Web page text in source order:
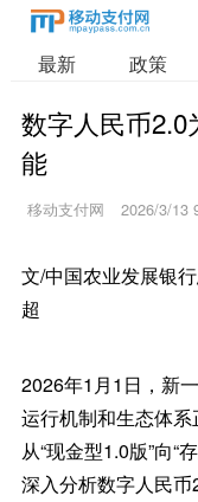
最新 政策
数字人民币2.0
能
移动支付网 2026/3/13
文/中国农业发展银
超
2026年1月1日，新
运行机制和生态体
从“现金型1.0版”向“
深入分析数字人民